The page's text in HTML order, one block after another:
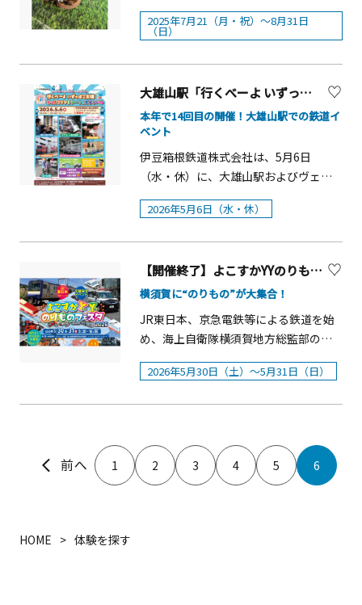
木の実を使ったクラフト体験ができま
す。 誰でも気軽に楽しめるクラフト
21（月・祝）～8月31日（日）■対象：
小学生・親子など■参加費：500円/１
予約不要【みやがせミーヤ館につい
活性化のための交流拠点として各種イ
ベントを開催しています。 宮ケ瀬湖畔
園地が見渡せる展望ホール、研修会議
室等があります。
2025年7月21（月・祝）～8月31日
（日）
大雄山駅「行くべーよ いずっぱこ大雄 キッズ＆ファミリーフェスティバル」【南足柄市】
本年で14回目の開催！大雄山駅での鉄道イ
ベント
伊豆箱根鉄道株式会社は、5月6日
（水・休）に、大雄山駅およびヴェル
ミ2（3階）にて、今年で14回目を迎え
る恒例イベント「行くべーよ いずっぱ
ミニ電車の運行や電車の洗車乗車体
験、運転台の乗車体験など電車のイベ
ントを中心に、鉄道ファンやご家族の
方など広く楽しめるイベントとして
概要■開催日： 2026年5月6日（水・
&nbsp;■開催場所：伊豆箱根鉄道大雄
&nbsp;■開催時間 ：10：00～15：
00（体験イベントは14：30まで、一部
13：30まで）&nbsp;■参加方法： 参
2026年5月6日（水・休）
【開催終了】よこすかYYのりものフェスタ2026
横須賀に“のりもの”が大集合！
JR東日本、京急電鉄等による鉄道を始
め、海上自衛隊横須賀地方総監部の艦
艇、その他自動車などの「のりもの」
というテーマを通じて横須賀を楽しん
2026年5月30日（土）～5月31日（日）
1 2 3 4 5 6
HOME 体験を探す